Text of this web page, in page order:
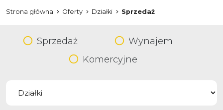
Strona główna Oferty Działki Sprzedaż
Sprzedaż
Wynajem
Komercyjne